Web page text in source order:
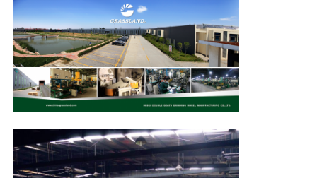
СВЯЖИТЕСЬ
МЫ
НОВОСТИ
СЛУЧАИ